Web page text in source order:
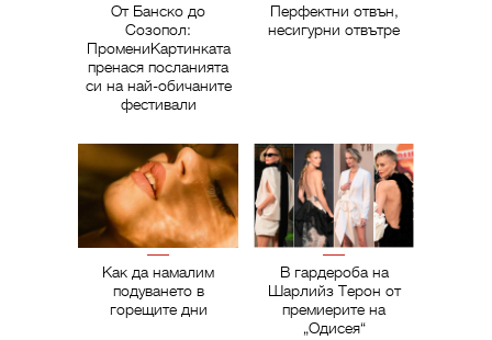
От Банско до
Созопол:
ПромениКартинката
пренася посланията
си на най-обичаните
фестивали
Перфектни отвън,
несигурни отвътре
Как да намалим
подуването в
горещите дни
В гардероба на
Шарлийз Терон от
премиерите на
„Одисея“